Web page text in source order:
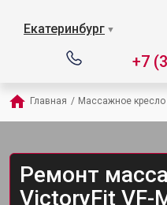
Екатеринбург ▼
+7
Главная / Массажное кресло
Ремонт
VictoryFit VF-